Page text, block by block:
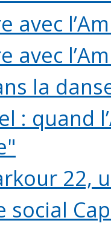
avec
avec
la
: quand
22,
social